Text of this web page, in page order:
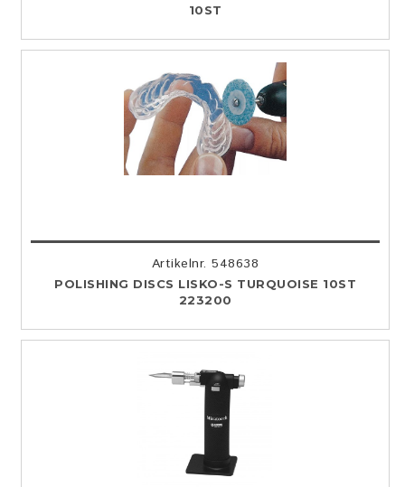
10ST
Artikelnr. 548638
POLISHING DISCS LISKO-S TURQUOISE 10ST
223200